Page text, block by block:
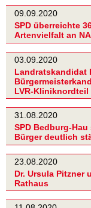
09.09.2020
SPD überreichte
Artenvielfalt an
03.09.2020
Landratskandidat
LVR-Kliniknordteil
31.08.2020
SPD Bedburg-
Bürger deutlich
23.08.2020
Dr. Ursula Pitzner
Rathaus